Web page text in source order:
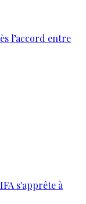
l’accord entre
s'apprête à